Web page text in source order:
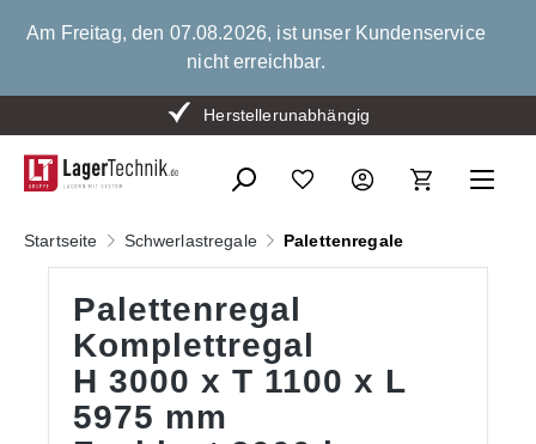
springen
Am Freitag, den 07.08.2026, ist unser Kundenservice
nicht erreichbar.
Bis zu 15 % Mengenrabatt
Herstellerunabhängig
Startseite Schwerlastregale Palettenregale
Palettenregal
Komplettregal
H 3000 x T 1100 x L
5975 mm